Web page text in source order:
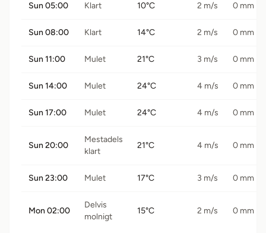
Sun 05:00 Klart 10°C 2 m/s 0 mm
Sun 08:00 Klart 14°C 2 m/s 0 mm
Sun 11:00 Mulet 21°C 3 m/s 0 mm
Sun 14:00 Mulet 24°C 4 m/s 0 mm
Sun 17:00 Mulet 24°C 4 m/s 0 mm
Sun 20:00
Mestadels
klart
21°C 4 m/s 0 mm
Sun 23:00 Mulet 17°C 3 m/s 0 mm
Mon 02:00
Delvis
molnigt
15°C 2 m/s 0 mm